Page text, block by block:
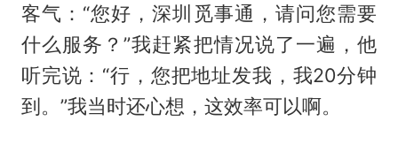
客气：“您好，深圳觅事通，请问您需要
什么服务？”我赶紧把情况说了一遍，他
听完说：“行，您把地址发我，我20分钟
到。”我当时还心想，这效率可以啊。